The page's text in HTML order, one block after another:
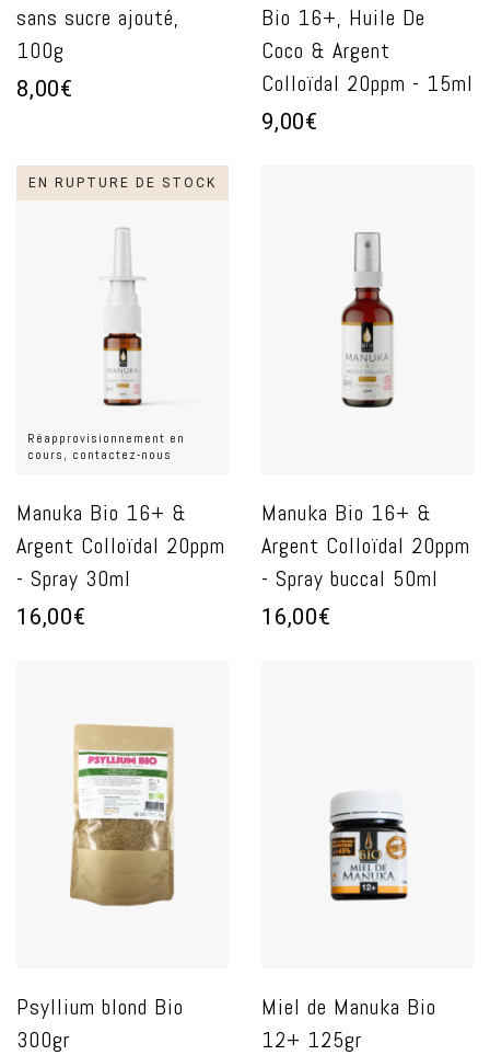
sans sucre ajouté,
100g
8,00€
Bio 16+, Huile De
Coco & Argent
Colloïdal 20ppm - 15ml
9,00€
EN RUPTURE DE STOCK
Réapprovisionnement en
cours, contactez-nous
Manuka Bio 16+ &
Argent Colloïdal 20ppm
- Spray 30ml
16,00€
Manuka Bio 16+ &
Argent Colloïdal 20ppm
- Spray buccal 50ml
16,00€
Psyllium blond Bio
300gr
Miel de Manuka Bio
12+ 125gr